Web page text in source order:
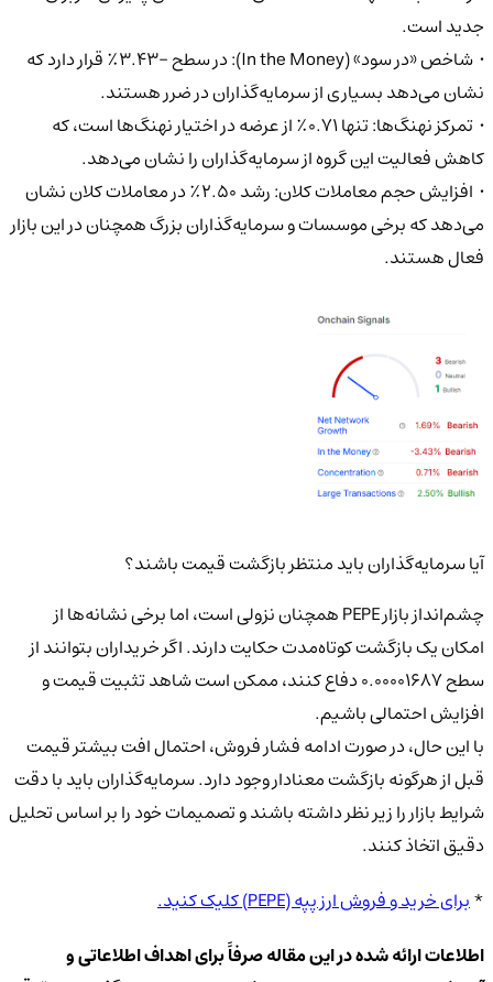
جدید است.
• شاخص «در سود» (In the Money): در سطح -۳.۴۳٪ قرار دارد که
نشان می‌دهد بسیاری از سرمایه‌گذاران در ضرر هستند.
• تمرکز نهنگ‌ها: تنها ۰.۷۱٪ از عرضه در اختیار نهنگ‌ها است، که
کاهش فعالیت این گروه از سرمایه‌گذاران را نشان می‌دهد.
• افزایش حجم معاملات کلان: رشد ۲.۵۰٪ در معاملات کلان نشان
می‌دهد که برخی موسسات و سرمایه‌گذاران بزرگ همچنان در این بازار
فعال هستند.
آیا سرمایه‌گذاران باید منتظر بازگشت قیمت باشند؟
چشم‌انداز بازار PEPE همچنان نزولی است، اما برخی نشانه‌ها از
امکان یک بازگشت کوتاه‌مدت حکایت دارند. اگر خریداران بتوانند از
سطح ۰.۰۰۰۰۱۶۸۷ دفاع کنند، ممکن است شاهد تثبیت قیمت و
افزایش احتمالی باشیم.
با این حال، در صورت ادامه فشار فروش، احتمال افت بیشتر قیمت
قبل از هرگونه بازگشت معنادار وجود دارد. سرمایه‌گذاران باید با دقت
شرایط بازار را زیر نظر داشته باشند و تصمیمات خود را بر اساس تحلیل
دقیق اتخاذ کنند.
*برای خرید و فروش ارز پپه (PEPE) کلیک کنید.
اطلاعات ارائه شده در این مقاله صرفاً برای اهداف اطلاعاتی و